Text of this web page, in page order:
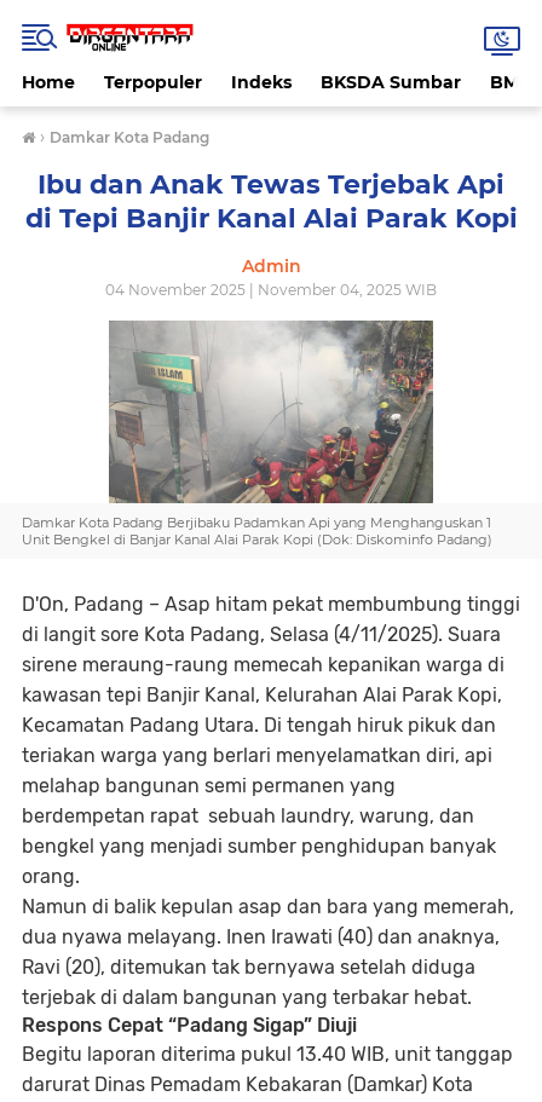
Home Terpopuler Indeks BKSDA Sumbar
› Damkar Kota Padang
Ibu dan Anak Tewas Terjebak Api
di Tepi Banjir Kanal Alai Parak Kopi
Admin
04 November 2025 | November 04, 2025 WIB
Damkar Kota Padang Berjibaku Padamkan Api yang Menghanguskan 1
Unit Bengkel di Banjar Kanal Alai Parak Kopi (Dok: Diskominfo Padang)
D'On, Padang – Asap hitam pekat membumbung tinggi
di langit sore Kota Padang, Selasa (4/11/2025). Suara
sirene meraung-raung memecah kepanikan warga di
kawasan tepi Banjir Kanal, Kelurahan Alai Parak Kopi,
Kecamatan Padang Utara. Di tengah hiruk pikuk dan
teriakan warga yang berlari menyelamatkan diri, api
melahap bangunan semi permanen yang
berdempetan rapat sebuah laundry, warung, dan
bengkel yang menjadi sumber penghidupan banyak
orang.
Namun di balik kepulan asap dan bara yang memerah,
dua nyawa melayang. Inen Irawati (40) dan anaknya,
Ravi (20), ditemukan tak bernyawa setelah diduga
terjebak di dalam bangunan yang terbakar hebat.
Respons Cepat “Padang Sigap” Diuji
Begitu laporan diterima pukul 13.40 WIB, unit tanggap
darurat Dinas Pemadam Kebakaran (Damkar) Kota